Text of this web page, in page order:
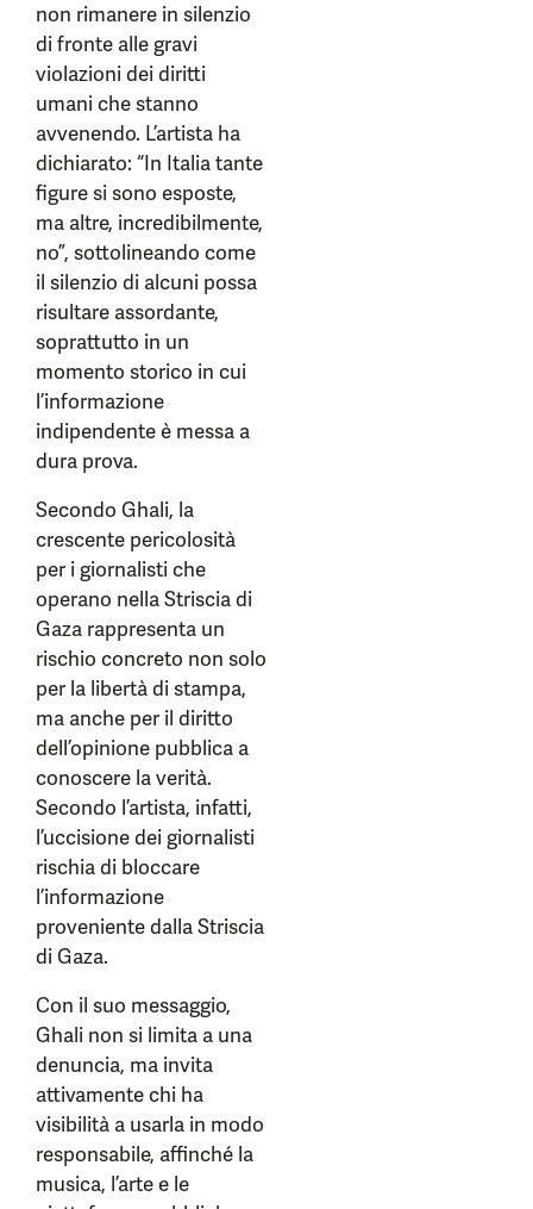
non rimanere in silenzio
di fronte alle gravi
violazioni dei diritti
umani che stanno
avvenendo. L’artista ha
dichiarato: “In Italia tante
figure si sono esposte,
ma altre, incredibilmente,
no”, sottolineando come
il silenzio di alcuni possa
risultare assordante,
soprattutto in un
momento storico in cui
l’informazione
indipendente è messa a
dura prova.
Secondo Ghali, la
crescente pericolosità
per i giornalisti che
operano nella Striscia di
Gaza rappresenta un
rischio concreto non solo
per la libertà di stampa,
ma anche per il diritto
dell’opinione pubblica a
conoscere la verità.
Secondo l’artista, infatti,
l’uccisione dei giornalisti
rischia di bloccare
l’informazione
proveniente dalla Striscia
di Gaza.
Con il suo messaggio,
Ghali non si limita a una
denuncia, ma invita
attivamente chi ha
visibilità a usarla in modo
responsabile, affinché la
musica, l’arte e le